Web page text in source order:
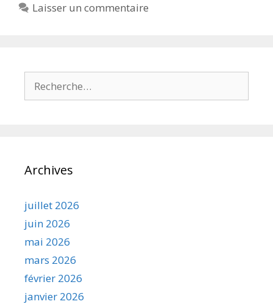
Laisser un commentaire
Archives
juillet 2026
juin 2026
mai 2026
mars 2026
février 2026
janvier 2026